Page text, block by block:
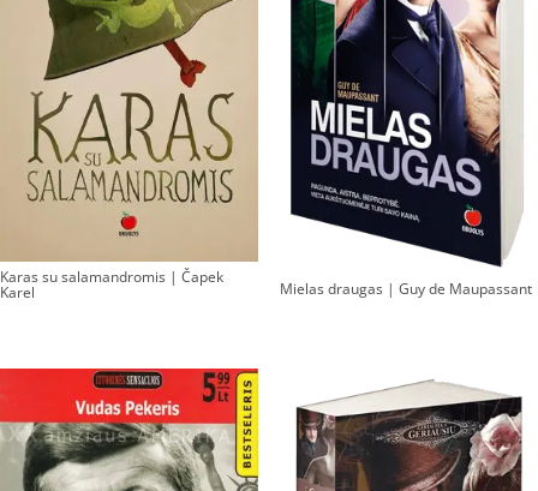
Karas su salamandromis | Čapek
Karel Mielas draugas | Guy de Maupassant